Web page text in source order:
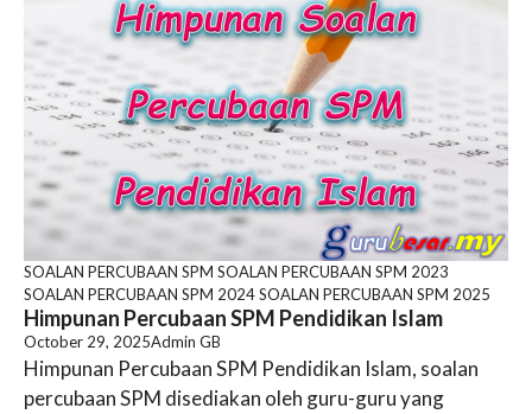
SOALAN PERCUBAAN SPM SOALAN PERCUBAAN SPM 2023
SOALAN PERCUBAAN SPM 2024SOALAN PERCUBAAN SPM 2025
Himpunan Percubaan SPM Pendidikan Islam
October 29, 2025Admin GB
Himpunan Percubaan SPM Pendidikan Islam, soalan
percubaan SPM disediakan oleh guru-guru yang